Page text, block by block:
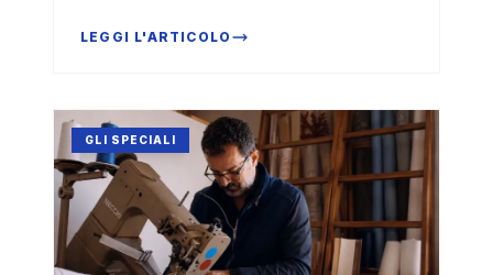
una copertura semplice, economica e...
LEGGI L'ARTICOLO
GLI SPECIALI